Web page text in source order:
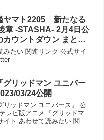
来年令和2年2020年に世界最
型ミニ...
ヤマト2205 新たなる
章 -STASHA- 2月4日公
カウントダウン まと
みたい 関連リンク 公式サイ
グリッドマン ユニバー
03/24公開
リッドマン ユニバース』 公
レビ版アニメ『グリッドマ
イト あわせて読みたい 関連